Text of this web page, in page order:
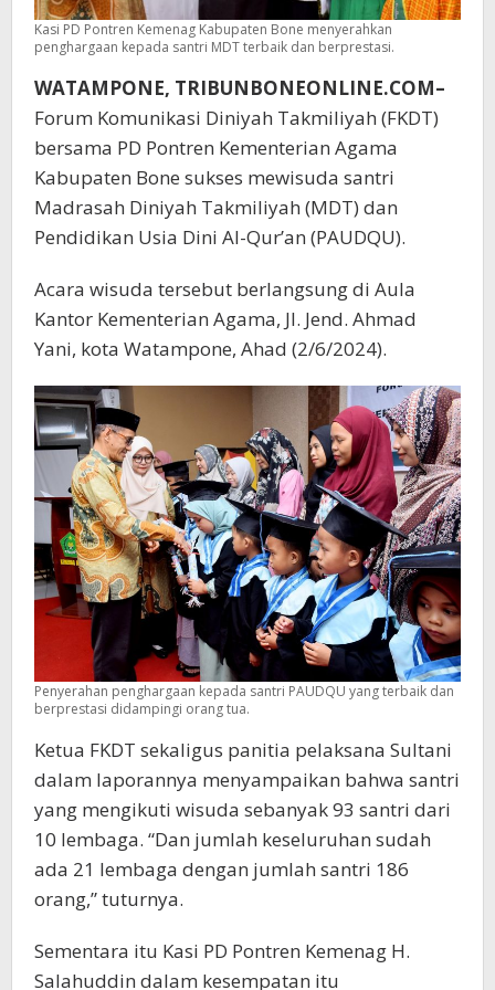
Kasi PD Pontren Kemenag Kabupaten Bone menyerahkan
penghargaan kepada santri MDT terbaik dan berprestasi.
WATAMPONE, TRIBUNBONEONLINE.COM–
Forum Komunikasi Diniyah Takmiliyah (FKDT)
bersama PD Pontren Kementerian Agama
Kabupaten Bone sukses mewisuda santri
Madrasah Diniyah Takmiliyah (MDT) dan
Pendidikan Usia Dini Al-Qur’an (PAUDQU).
Acara wisuda tersebut berlangsung di Aula
Kantor Kementerian Agama, Jl. Jend. Ahmad
Yani, kota Watampone, Ahad (2/6/2024).
Penyerahan penghargaan kepada santri PAUDQU yang terbaik dan
berprestasi didampingi orang tua.
Ketua FKDT sekaligus panitia pelaksana Sultani
dalam laporannya menyampaikan bahwa santri
yang mengikuti wisuda sebanyak 93 santri dari
10 lembaga. “Dan jumlah keseluruhan sudah
ada 21 lembaga dengan jumlah santri 186
orang,” tuturnya.
Sementara itu Kasi PD Pontren Kemenag H.
Salahuddin dalam kesempatan itu